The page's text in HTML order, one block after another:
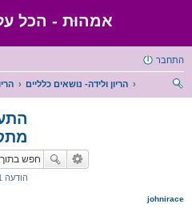
אמהוּת - הכל על
התחבר
הריון ולידה- נושאים כלליים
הודעה 1
johnirace